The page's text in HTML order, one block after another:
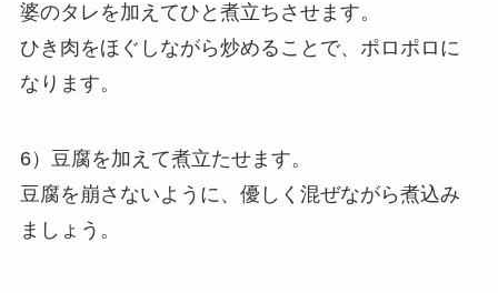
婆のタレを加えてひと煮立ちさせます。
ひき肉をほぐしながら炒めることで、ポロポロに
なります。
6）豆腐を加えて煮立たせます。
豆腐を崩さないように、優しく混ぜながら煮込み
ましょう。